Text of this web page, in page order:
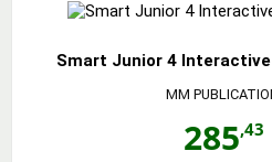
Smart Junior 4
MM
285,43